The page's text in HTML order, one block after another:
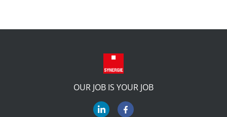
OUR JOB IS YOUR JOB